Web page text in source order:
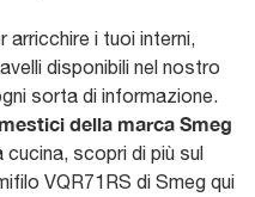
i tuoi interni,
disponibili nel nostro
sorta di informazione.
della marca Smeg
scopri di più sul
VQR71RS di Smeg qui